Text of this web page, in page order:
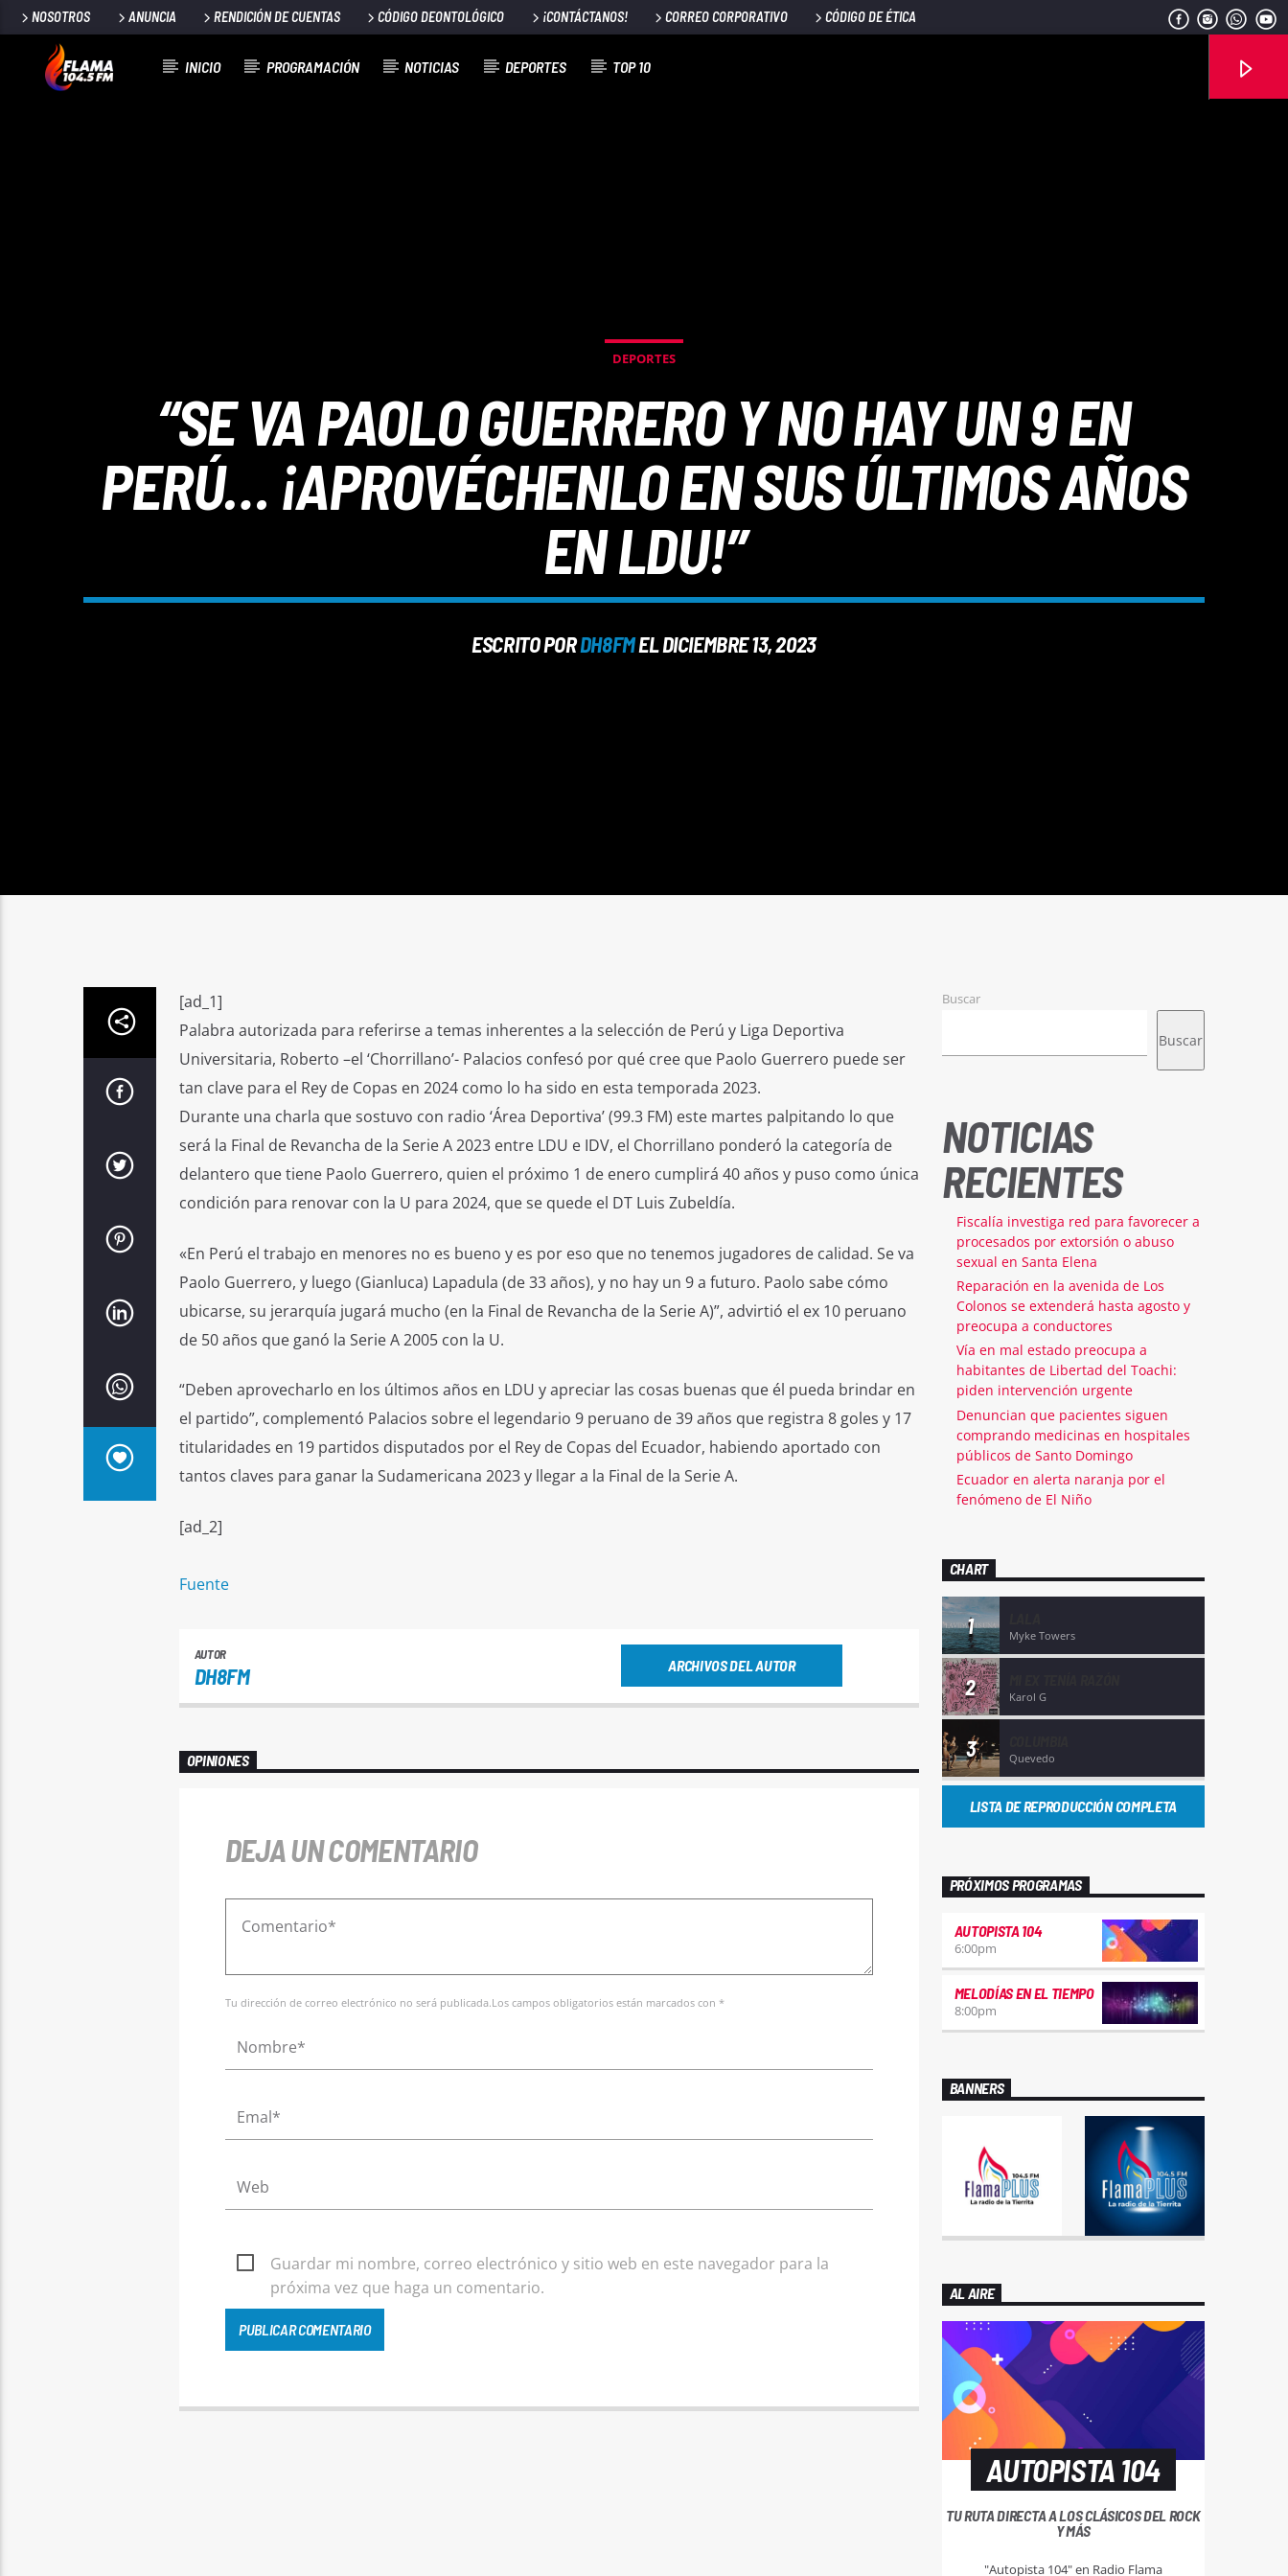
NOSOTROS ANUNCIA RENDICIÓN DE CUENTAS CÓDIGO DEONTOLÓGICO ¡CONTÁCTANOS! CORREO CORPORATIVO CÓDIGO DE ÉTICA
INICIO PROGRAMACIÓN NOTICIAS DEPORTES TOP 10
DEPORTES
“SE VA PAOLO GUERRERO Y NO HAY UN 9 EN
PERÚ… ¡APROVÉCHENLO EN SUS ÚLTIMOS AÑOS
EN LDU!”
ESCRITO PORDH8FMEL DICIEMBRE 13, 2023
[ad_1]
Palabra autorizada para referirse a temas inherentes a la selección de Perú y Liga Deportiva
Universitaria, Roberto –el ‘Chorrillano’- Palacios confesó por qué cree que Paolo Guerrero puede ser
tan clave para el Rey de Copas en 2024 como lo ha sido en esta temporada 2023.
Durante una charla que sostuvo con radio ‘Área Deportiva’ (99.3 FM) este martes palpitando lo que
será la Final de Revancha de la Serie A 2023 entre LDU e IDV, el Chorrillano ponderó la categoría de
delantero que tiene Paolo Guerrero, quien el próximo 1 de enero cumplirá 40 años y puso como única
condición para renovar con la U para 2024, que se quede el DT Luis Zubeldía.
«En Perú el trabajo en menores no es bueno y es por eso que no tenemos jugadores de calidad. Se va
Paolo Guerrero, y luego (Gianluca) Lapadula (de 33 años), y no hay un 9 a futuro. Paolo sabe cómo
ubicarse, su jerarquía jugará mucho (en la Final de Revancha de la Serie A)”, advirtió el ex 10 peruano
de 50 años que ganó la Serie A 2005 con la U.
“Deben aprovecharlo en los últimos años en LDU y apreciar las cosas buenas que él pueda brindar en
el partido”, complementó Palacios sobre el legendario 9 peruano de 39 años que registra 8 goles y 17
titularidades en 19 partidos disputados por el Rey de Copas del Ecuador, habiendo aportado con
tantos claves para ganar la Sudamericana 2023 y llegar a la Final de la Serie A.
[ad_2]
Fuente
AUTOR
DH8FM ARCHIVOS DEL AUTOR
OPINIONES
DEJA UN COMENTARIO
Tu dirección de correo electrónico no será publicada.Los campos obligatorios están marcados con *
Guardar mi nombre, correo electrónico y sitio web en este navegador para la
próxima vez que haga un comentario.
Buscar
Buscar
NOTICIAS
RECIENTES
Fiscalía investiga red para favorecer a
procesados por extorsión o abuso
sexual en Santa Elena
Reparación en la avenida de Los
Colonos se extenderá hasta agosto y
preocupa a conductores
Vía en mal estado preocupa a
habitantes de Libertad del Toachi:
piden intervención urgente
Denuncian que pacientes siguen
comprando medicinas en hospitales
públicos de Santo Domingo
Ecuador en alerta naranja por el
fenómeno de El Niño
CHART
1 Myke Towers
2 Karol G
3 Quevedo
LISTA DE REPRODUCCIÓN COMPLETA
PRÓXIMOS PROGRAMAS
AUTOPISTA 104
6:00pm
MELODÍAS EN EL TIEMPO
8:00pm
BANNERS
AL AIRE
AUTOPISTA 104
TU RUTA DIRECTA A LOS CLÁSICOS DEL ROCK
Y MÁS
"Autopista 104" en Radio Flama